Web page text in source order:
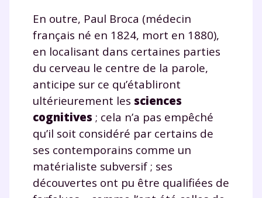
En outre, Paul Broca (médecin
français né en 1824, mort en 1880),
en localisant dans certaines parties
du cerveau le centre de la parole,
anticipe sur ce qu’établiront
ultérieurement les sciences
cognitives ; cela n’a pas empêché
qu’il soit considéré par certains de
ses contemporains comme un
matérialiste subversif ; ses
découvertes ont pu être qualifiées de
pendant 24h notre
plateforme de soutien
scolaire !
Fiches de cours et vidéos
corrigés,podcasts de révisions
Unespace dédié aux parentspour
suivre les progrès
Tout le programme scolaire du CP à
la Terminale
Des profs expérimentés disponibles
à la demande par tchat, audio ou